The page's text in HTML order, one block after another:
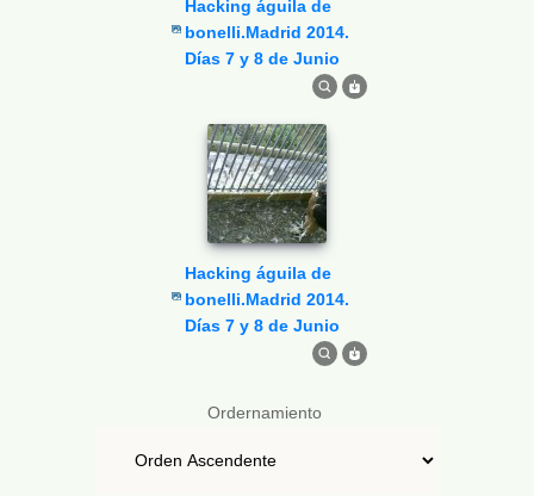
Hacking águila de
bonelli.Madrid 2014.
Días 7 y 8 de Junio
Hacking águila de
bonelli.Madrid 2014.
Días 7 y 8 de Junio
Ordernamiento